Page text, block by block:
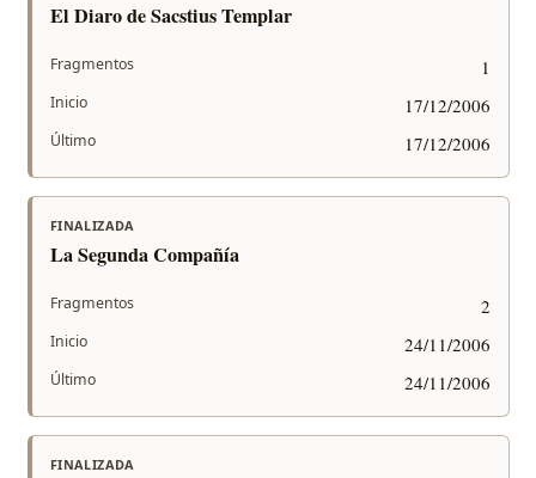
El Diaro de Sacstius Templar
Fragmentos 1
Inicio 17/12/2006
Último 17/12/2006
FINALIZADA
La Segunda Compañía
Fragmentos 2
Inicio 24/11/2006
Último 24/11/2006
FINALIZADA